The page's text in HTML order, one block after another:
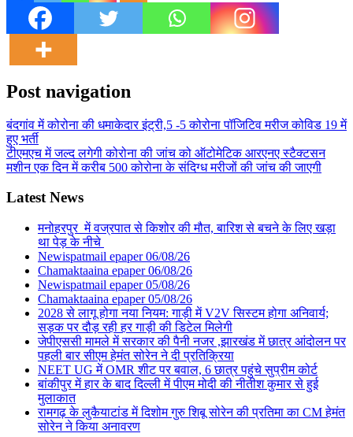
Post navigation
बंदगांव में कोरोना की धमाकेदार इंट्री,5 -5 कोरोना पॉजिटिव मरीज कोविड 19 में
हुए भर्ती
टीएमएच में जल्द लगेगी कोरोना की जांच को ऑटोमेटिक आरएनए स्टैक्टसन
मशीन एक दिन में करीब 500 कोरोना के संदिग्ध मरीजों की जांच की जाएगी
Latest News
मनोहरपुर में वज्रपात से किशोर की मौत, बारिश से बचने के लिए खड़ा
था पेड़ के नीचे
Newispatmail epaper 06/08/26
Chamaktaaina epaper 06/08/26
Newispatmail epaper 05/08/26
Chamaktaaina epaper 05/08/26
2028 से लागू होगा नया नियम: गाड़ी में V2V सिस्टम होगा अनिवार्य;
सड़क पर दौड़ रही हर गाड़ी की डिटेल मिलेगी
जेपीएससी मामले में सरकार की पैनी नजर ,झारखंड में छात्र आंदोलन पर
पहली बार सीएम हेमंत सोरेन ने दी प्रतिक्रिया
NEET UG में OMR शीट पर बवाल, 6 छात्र पहुंचे सुप्रीम कोर्ट
बांकीपुर में हार के बाद दिल्ली में पीएम मोदी की नीतीश कुमार से हुई
मुलाकात
रामगढ़ के लुकैयाटांड में दिशोम गुरु शिबू सोरेन की प्रतिमा का CM हेमंत
सोरेन ने किया अनावरण